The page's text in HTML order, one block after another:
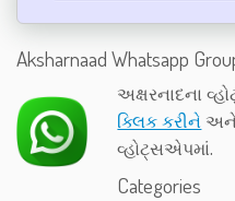
Aksharnaad Whatsapp
અક્ષરનાદના
ક્લિક કરીને અને
વ્હોટ્સએપમાં.
Categories